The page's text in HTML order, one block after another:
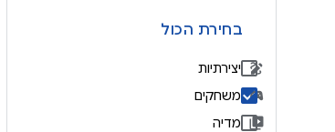
בחירת הכול
יצירתיות
משחקים
מדיה